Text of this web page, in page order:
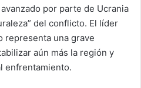
por parte de Ucrania
del conflicto. El líder
representa una grave
aún más la región y
enfrentamiento.